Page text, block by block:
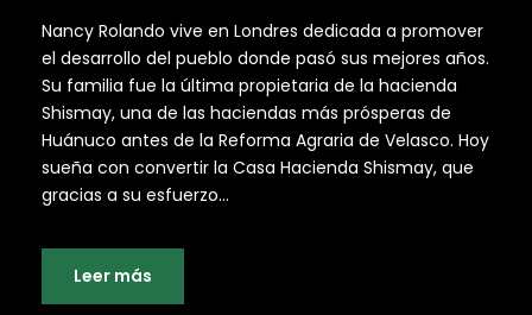
Nancy Rolando vive en Londres dedicada a promover
el desarrollo del pueblo donde pasó sus mejores años.
Su familia fue la última propietaria de la hacienda
Shismay, una de las haciendas más prósperas de
Huánuco antes de la Reforma Agraria de Velasco. Hoy
sueña con convertir la Casa Hacienda Shismay, que
gracias a su esfuerzo...
Leer más